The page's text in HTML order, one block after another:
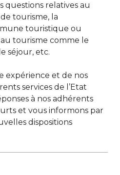
questions relatives au
tourisme, la
touristique ou
tourisme comme le
séjour, etc.
expérience et de nos
services de l’Etat
à nos adhérents
et vous informons par
dispositions